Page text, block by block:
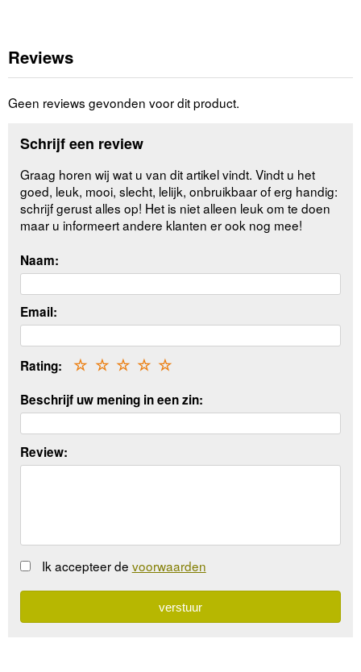
Reviews
Geen reviews gevonden voor dit product.
Schrijf een review
Graag horen wij wat u van dit artikel vindt. Vindt u het
goed, leuk, mooi, slecht, lelijk, onbruikbaar of erg handig:
schrijf gerust alles op! Het is niet alleen leuk om te doen
maar u informeert andere klanten er ook nog mee!
Naam:
Email:
Rating: ☆
☆
☆
☆
☆
Beschrijf uw mening in een zin:
Review:
Ik accepteer de voorwaarden